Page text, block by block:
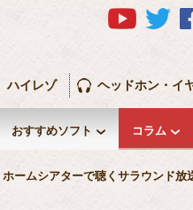
おすすめソフト
ホームシアターで聴くサラウンド放
コラム
ハイレゾ ヘッドホン・イ